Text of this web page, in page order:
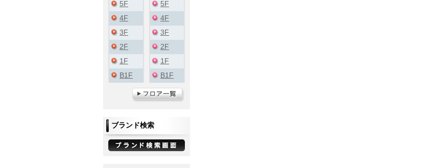
5F
4F
3F
2F
1F
B1F
5F
4F
3F
2F
1F
B1F
ブランド検索